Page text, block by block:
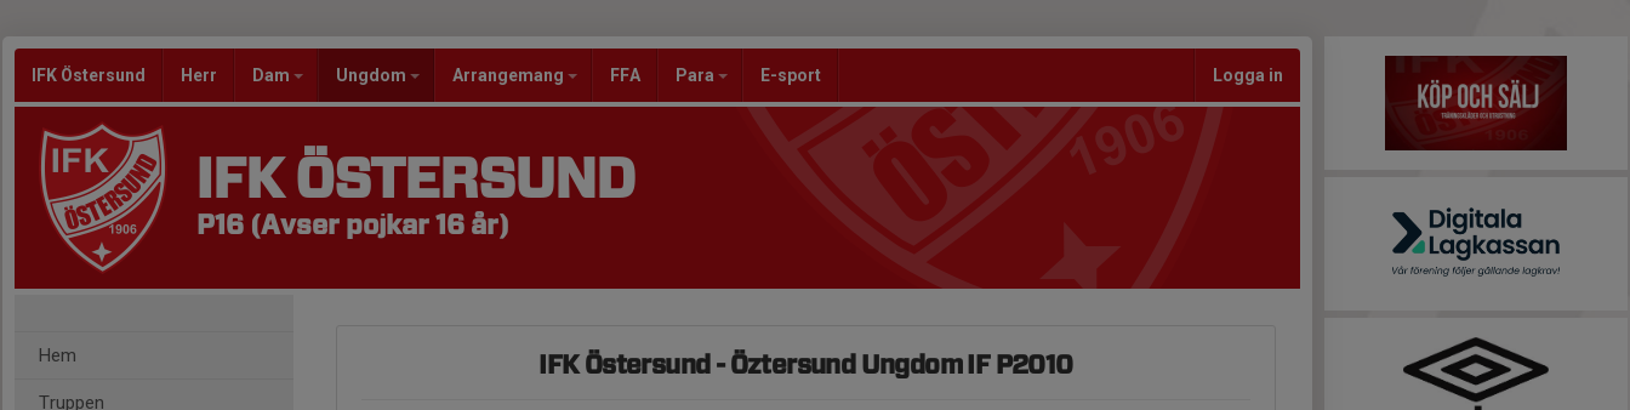
IFK Östersund Herr Dam Ungdom Arrangemang FFA Para E-sport Logga in
IFK ÖSTERSUND
P16 (Avser pojkar 16 år)
Hem
Truppen
IFK Östersund - Öztersund Ungdom IF P2010